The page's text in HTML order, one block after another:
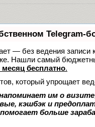
Telegram-
— без ведения
Нашли самый
бесплатно.
который упрощает
им о
кэшбэк и
больше